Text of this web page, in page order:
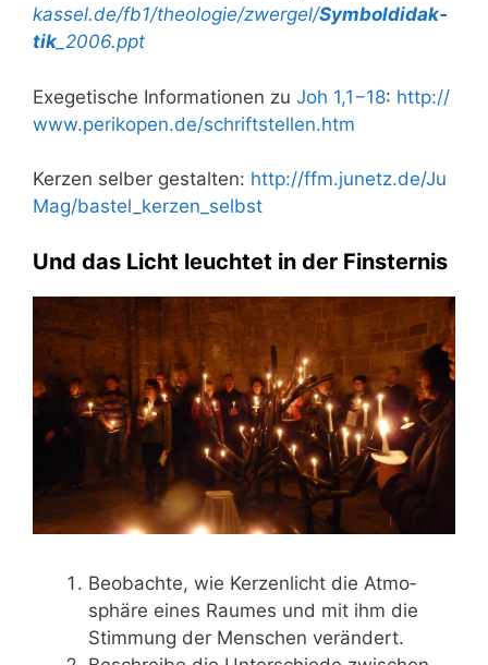
kas​sel​.de/​f​b​1​/​t​h​e​o​l​o​g​i​e​/​z​w​e​r​g​el/Sym­bol­di­dak­
tik _2006.ppt
Exege­ti­sche Infor­ma­tio­nen zu Joh 1,1−18: http://​
www​.peri​ko​pen​.de/​s​c​h​r​i​f​t​s​t​e​l​l​e​n​.​htm
Ker­zen sel­ber gestal­ten: http://​ffm​.junetz​.de/​J​u​
M​a​g​/​b​a​s​t​e​l​_​k​e​r​z​e​n​_​s​e​l​bst
Und das Licht leuchtet in der Finsternis
Beob­ach­te, wie Ker­zen­licht die Atmo­
sphä­re eines Rau­mes und mit ihm die
Stim­mung der Men­schen verändert.